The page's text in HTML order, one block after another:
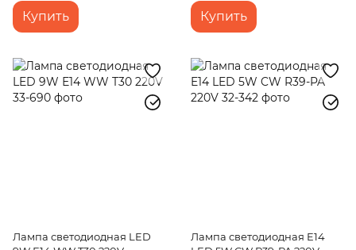
Купить Купить
Лампа светодиодная LED
Лампа светодиодная E14